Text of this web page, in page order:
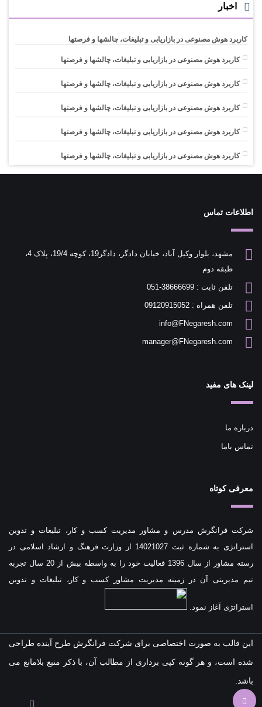
اخبار
کاربرد هوش مصنوعی در بازاریابی و تبلیغات، چالشها و فرصتها
کاربرد هوش مصنوعی در بازاریابی و تبلیغات، چالشها و فرصتها
کاربرد هوش مصنوعی در بازاریابی و تبلیغات، چالشها و فرصتها
کاربرد هوش مصنوعی در بازاریابی و تبلیغات، چالشها و فرصتها
کاربرد هوش مصنوعی در بازاریابی و تبلیغات، چالشها و فرصتها
کاربرد هوش مصنوعی در بازاریابی و تبلیغات، چالشها و فرصتها
اطلاعات تماس
مشهد، بلوار وکیل آباد، خیابان دادگر، دادگر19، کوچه 19/4، پلاک 4،
طبقه دوم
تلفن ثابت : 38666699-051
تلفن همراه : 09120915052
info@FNegaresh.com
manager@FNegaresh.com
لینک های مفید
درباره ما
تماس باما
معرفی کوتاه
شرکت فرانگرش مدرس و مشاور مدیریت کسب و کار، تبلیغات و تدوین
استراتژی به شماره ثبت 14021027 از وزارت فرهنگ و ارشاد اسلامی در
رسته مشاور از سال 1396 فعالیت خود را به واسطه بیش از 20 سال تجربه
تیم مدیریتی آن در زمینه مدیریت مشاور کسب و کار، تبلیغات و تدوین
استراتژی آغاز نمود.
این قالب به صورت اختصاصی برای شرکت فرانگرش طرح آینده طراحی
شده است، و هر گونه کپی برداری از مطالب آن، با ذکر منبع بلامانع می
باشد.